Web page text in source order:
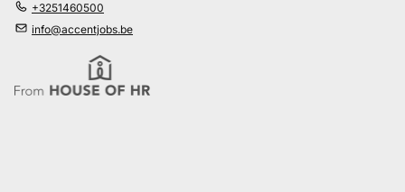
+3251460500
info@accentjobs.be